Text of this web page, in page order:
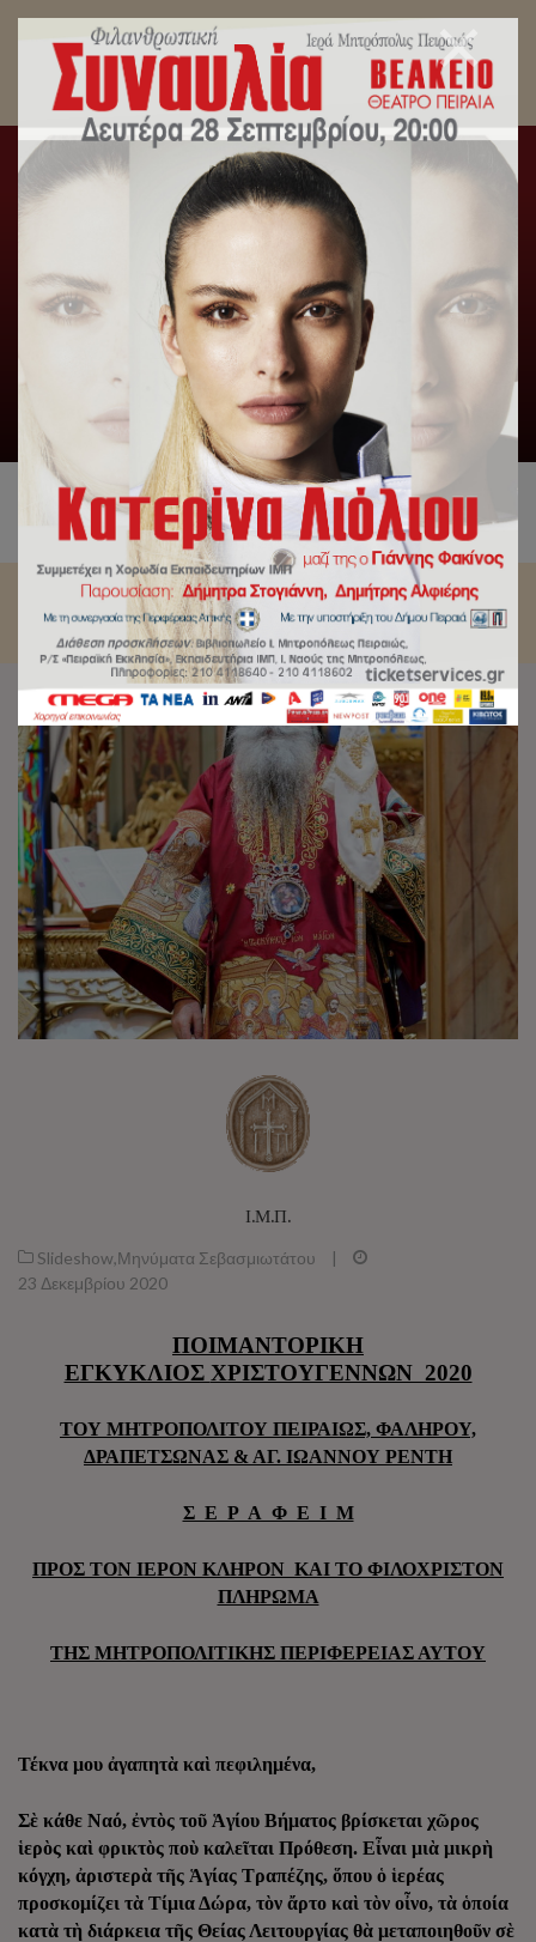
Χριστουγεννιάτικη Ποιμαντορική Εγκύκλιος
Σεβ. Μητροπολίτου Πειραιώς κ.Σεραφείμ.
Αρχική Slideshow,Μηνύματα Σεβασμιωτάτου
Χριστουγεννιάτικη Ποιμαντορική Εγκύκλιος Σεβ.
Μητροπολίτου Πειραιώς κ.Σεραφείμ.
Ι.Μ.Π.
Slideshow,Μηνύματα Σεβασμιωτάτου
|
23 Δεκεμβρίου 2020
ΠΟΙΜΑΝΤΟΡΙΚΗ
ΕΓΚΥΚΛΙΟΣ ΧΡΙΣΤΟΥΓΕΝΝΩΝ 2020
ΤΟΥ ΜΗΤΡΟΠΟΛΙΤΟΥ ΠΕΙΡΑΙΩΣ, ΦΑΛΗΡΟΥ,
ΔΡΑΠΕΤΣΩΝΑΣ & ΑΓ. ΙΩΑΝΝΟΥ ΡΕΝΤΗ
Σ Ε Ρ Α Φ Ε Ι Μ
ΠΡΟΣ ΤΟΝ ΙΕΡΟΝ ΚΛΗΡΟΝ ΚΑΙ ΤΟ ΦΙΛΟΧΡΙΣΤΟΝ
ΠΛΗΡΩΜΑ
ΤΗΣ ΜΗΤΡΟΠΟΛΙΤΙΚΗΣ ΠΕΡΙΦΕΡΕΙΑΣ ΑΥΤΟΥ
Τέκνα μου ἀγαπητὰ καὶ πεφιλημένα,
Σὲ κάθε Ναό, ἐντὸς τοῦ Ἁγίου Βήματος βρίσκεται χῶρος
ἱερὸς καὶ φρικτὸς ποὺ καλεῖται Πρόθεση. Εἶναι μιὰ μικρὴ
κόγχη, ἀριστερὰ τῆς Ἁγίας Τραπέζης, ὅπου ὁ ἱερέας
προσκομίζει τὰ Τίμια Δώρα, τὸν ἄρτο καὶ τὸν οἶνο, τὰ ὁποία
κατὰ τὴ διάρκεια τῆς Θείας Λειτουργίας θὰ μεταποιηθοῦν σὲ